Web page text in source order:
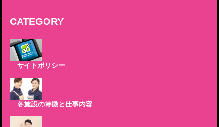
CATEGORY
サイトポリシー
各施設の特徴と仕事内容